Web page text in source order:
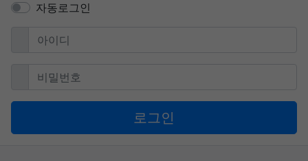
자동로그인
아이디 필수
비밀번호필수
로그인